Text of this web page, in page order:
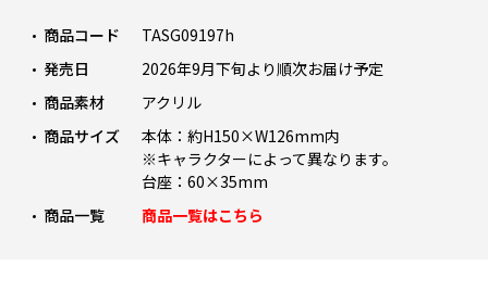
商品コード
TASG09197h
発売日
2026年9月下旬より順次お届け予定
商品素材
アクリル
商品サイズ
本体：約H150×W126mm内
※キャラクターによって異なります。
台座：60×35mm
商品一覧
商品一覧はこちら